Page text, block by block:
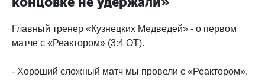
Главный тренер «Кузнецких Медведей» - о первом
матче с «Реактором» (3:4 ОТ).
- Хороший сложный матч мы провели с «Реактором».